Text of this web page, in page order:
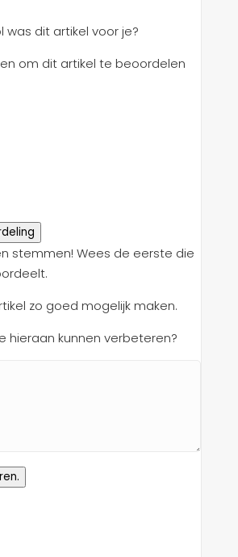
was dit artikel voor je?
om dit artikel te beoordelen
stemmen! Wees de eerste die
zo goed mogelijk maken.
hieraan kunnen verbeteren?